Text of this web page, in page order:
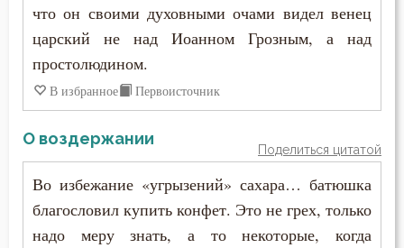
что он своими духовными очами видел венец
царский не над Иоанном Грозным, а над
простолюдином.
В избранное Первоисточник
О воздержании
Поделиться цитатой
Во избежание «угрызений» сахара… батюшка
благословил купить конфет. Это не грех, только
надо меру знать, а то некоторые, когда